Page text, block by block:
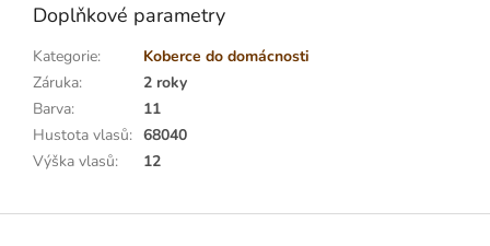
Doplňkové parametry
Kategorie:
Koberce do domácnosti
Záruka:
2 roky
Barva:
11
Hustota vlasů: 68040
Výška vlasů: 12
Z